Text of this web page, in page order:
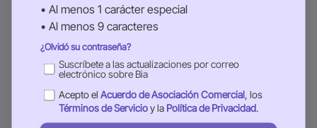
• Al menos 1 carácter especial
• Al menos 9 caracteres
¿Olvidó su contraseña?
Suscríbete a las actualizaciones por correo
electrónico sobre Bia
Acepto el Acuerdo de Asociación Comercial, los
Términos de Servicioy la Política de Privacidad.